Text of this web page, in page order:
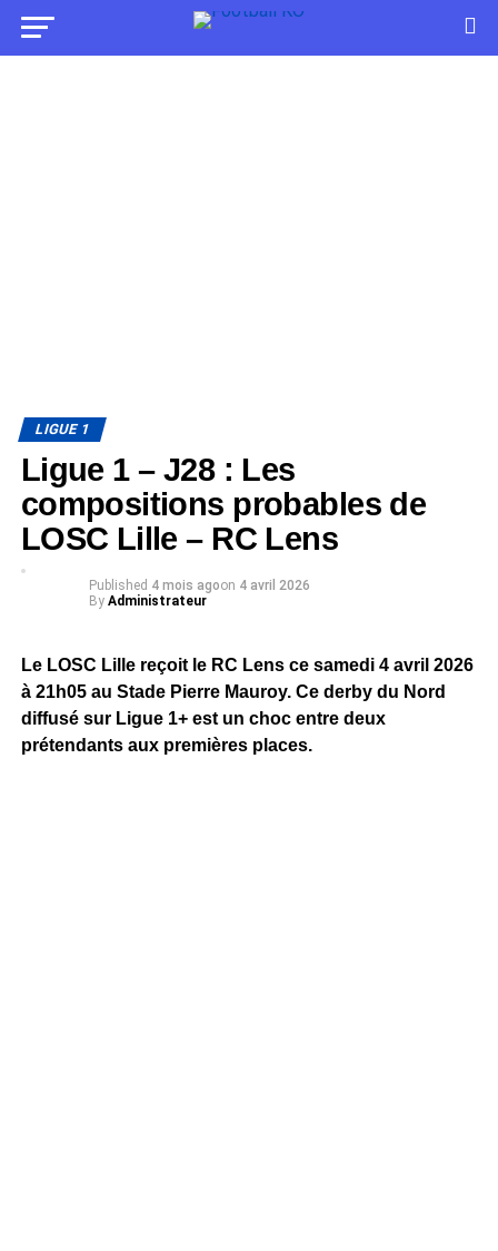
LIGUE 1
Ligue 1 – J28 : Les
compositions probables de
LOSC Lille – RC Lens
Published 4 mois agoon 4 avril 2026
By Administrateur
Le LOSC Lille reçoit le RC Lens ce samedi 4 avril 2026
à 21h05 au Stade Pierre Mauroy. Ce derby du Nord
diffusé sur Ligue 1+ est un choc entre deux
prétendants aux premières places.